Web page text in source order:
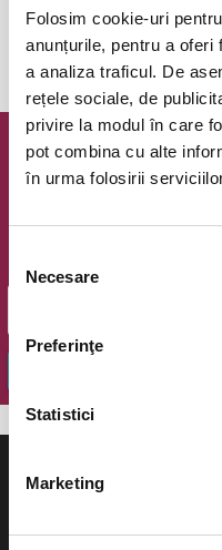
Folosim cookie-uri
anunțurile, pentru a oferi
a analiza traficul. De
rețele sociale, de
privire la modul în care
pot combina cu alte
în urma folosirii
consimțământului
Necesare
Preferinţe
Statistici
Marketing